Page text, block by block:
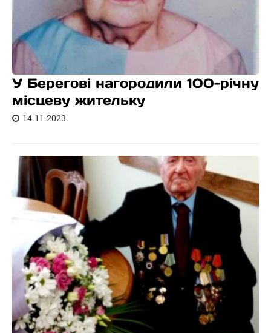
У Берегові нагородили 100-річну
місцеву жительку
14.11.2023